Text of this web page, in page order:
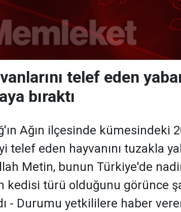
telef eden
bıraktı
Ağın ilçesinde kümesindeki
telef eden hayvanını tuzakla
Metin, bunun Türkiye'de
kedisi türü olduğunu görünce
- Durumu yetkililere haber